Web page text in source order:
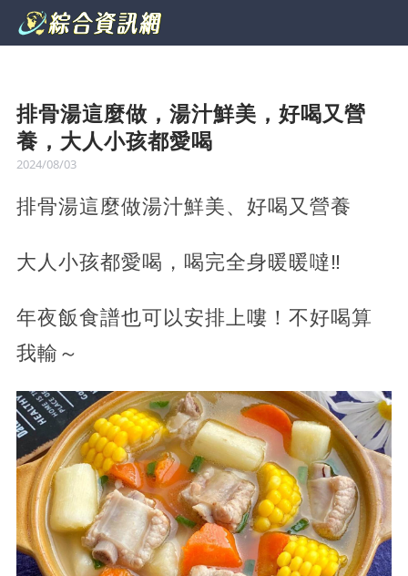
排骨湯這麼做，湯汁鮮美，好喝又營
養，大人小孩都愛喝
2024/08/03
排骨湯這麼做湯汁鮮美、好喝又營養
大人小孩都愛喝，喝完全身暖暖噠‼️
年夜飯食譜也可以安排上嘍！不好喝算
我輸～